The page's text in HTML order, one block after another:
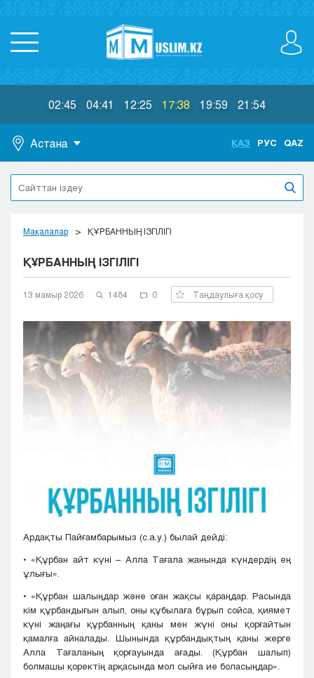
02:45 04:41 12:25 17:38 19:59 21:54
Астана
Астана
Алматы
Актобе
Жезказган
Караганда
Кокшетау
Кызылорда
Петропавловск
Семей
Талдыкорган
ҚАЗ РУС QAZ
Мақалалар ҚҰРБАННЫҢ ІЗГІЛІГІ
ҚҰРБАННЫҢ ІЗГІЛІГІ
13 мамыр 2026 1484 0 Таңдаулыға қосу
Ардақты Пайғамбарымыз (с.a.у.) былай дейді:
• «Құрбан айт күні – Aлла Tағала жанында күндердің ең
ұлығы».
• «Құрбан шалыңдар және оған жақсы қараңдар. Расында
кім құрбандығын алып, оны құбылаға бұрып сойса, қиямет
күні жаңағы құрбанның қаны мен жүні оны қорғайтын
қамалға айналады. Шынында құрбандықтың қаны жерге
Алла Тағаланың қорғауында ағады. (Құрбан шалып)
болмашы қоректің арқасында мол сыйға ие боласыңдар».